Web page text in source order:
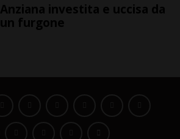
Anziana investita e uccisa da
un furgone